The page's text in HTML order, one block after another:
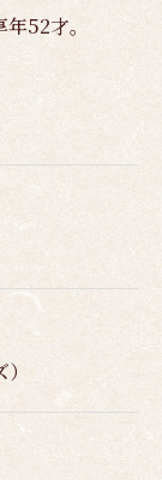
52才。